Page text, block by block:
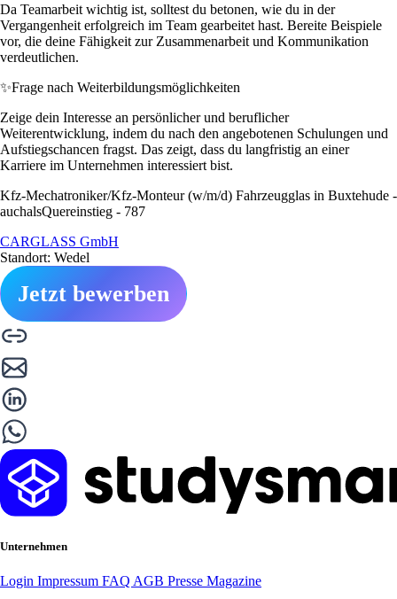
Da Teamarbeit wichtig ist, solltest du betonen, wie du in der
Vergangenheit erfolgreich im Team gearbeitet hast. Bereite Beispiele
vor, die deine Fähigkeit zur Zusammenarbeit und Kommunikation
verdeutlichen.
✨Frage nach Weiterbildungsmöglichkeiten
Zeige dein Interesse an persönlicher und beruflicher
Weiterentwicklung, indem du nach den angebotenen Schulungen und
Aufstiegschancen fragst. Das zeigt, dass du langfristig an einer
Karriere im Unternehmen interessiert bist.
Kfz-Mechatroniker/Kfz-Monteur (w/m/d) Fahrzeugglas in Buxtehude -
auchalsQuereinstieg - 787
CARGLASS GmbH
Standort: Wedel
Jetzt bewerben
Unternehmen
Login Impressum FAQ AGB Presse Magazine